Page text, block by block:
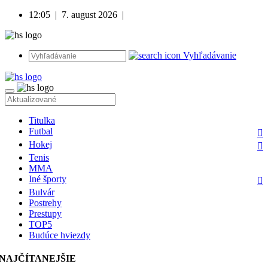
12:05 | 7. august 2026 |
Vyhľadávanie
Titulka
Futbal
Hokej
Tenis
MMA
Iné športy
Bulvár
Postrehy
Prestupy
TOP5
Budúce hviezdy